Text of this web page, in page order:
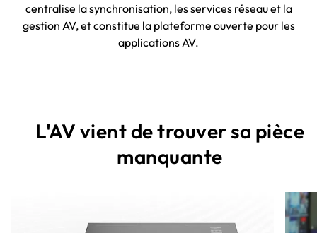
centralise la synchronisation, les services réseau et la
gestion AV, et constitue la plateforme ouverte pour les
applications AV.
L'AV vient de trouver sa pièce
manquante